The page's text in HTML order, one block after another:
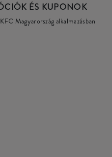
ÉS KUPONOK
Magyarország alkalmazásban